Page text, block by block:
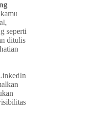
seperti
ditulis